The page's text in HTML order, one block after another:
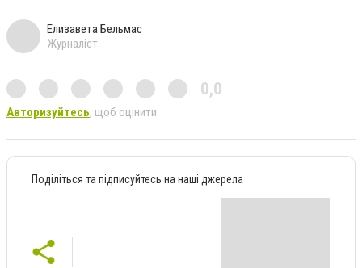
Елизавета Бельмас
Журналіст
0,0
Авторизуйтесь, щоб оцінити
Поділіться та підписуйтесь на наші джерела